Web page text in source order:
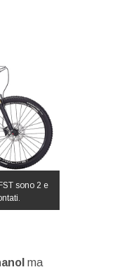
sono 2 e
ma